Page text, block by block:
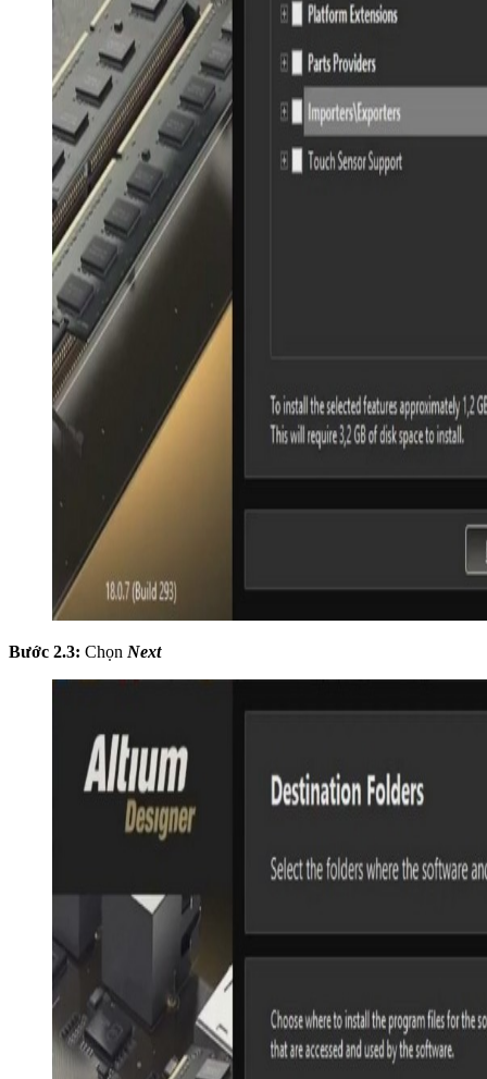
Bước 2.3: Chọn Next